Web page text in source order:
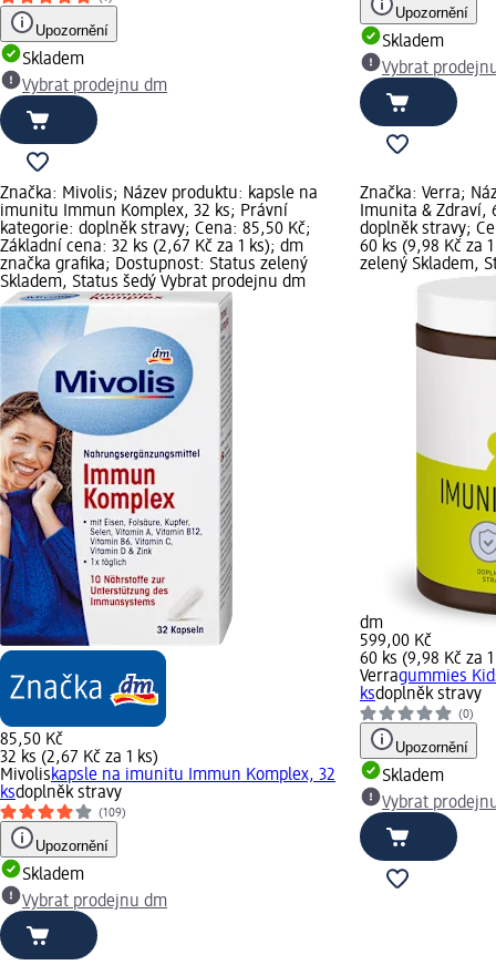
Upozornění
Skladem
Vybrat prodejnu dm
Upozornění
Skladem
Vybrat
Značka: Mivolis; Název produktu: kapsle na
imunitu Immun Komplex, 32 ks; Právní
kategorie: doplněk stravy; Cena: 85,50 Kč;
Základní cena: 32 ks (2,67 Kč za 1 ks); dm
značka grafika; Dostupnost: Status zelený
Skladem, Status šedý Vybrat prodejnu dm
85,50 Kč
32 ks (2,67 Kč za 1 ks)
Mivoliskapsle na imunitu Immun Komplex, 32
ksdoplněk stravy
(109)
Upozornění
Skladem
Vybrat prodejnu dm
Značka: Verra;
Imunita & Zdraví,
doplněk stravy;
60 ks (9,98 Kč za
zelený Skladem,
dm
599,00 Kč
60 ks (9,98 Kč za
Verragummies
ksdoplněk stravy
(0)
Upozornění
Skladem
Vybrat